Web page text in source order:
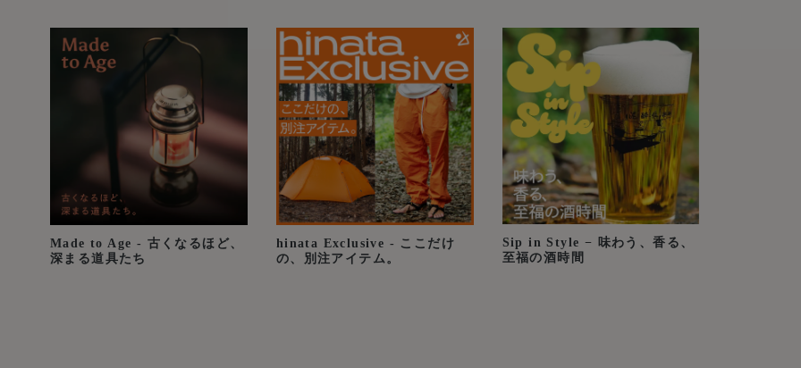
◾️yokoki
縦木取りで手挽き轆轤で製
統のすり型轆轤で生産する
んで頂けます。
【基本情報】
▪通常サイズ
Size/ H 75mm x 85mmφ
容量/ 240cc程度
重量/ 63g程度
Made to Age - 古くなるほど、
深まる道具たち
hinata Exclusive - ここだけ
の、別注アイテム。
Sip in Style − 味わう、香る、
至福の酒時間